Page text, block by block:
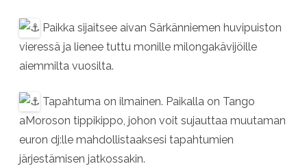
Paikka sijaitsee aivan Särkänniemen huvipuiston
vieressä ja lienee tuttu monille milongakävijöille
aiemmilta vuosilta.
Tapahtuma on ilmainen. Paikalla on Tango
aMoroson tippikippo, johon voit sujauttaa muutaman
euron dj:lle mahdollistaaksesi tapahtumien
järjestämisen jatkossakin.